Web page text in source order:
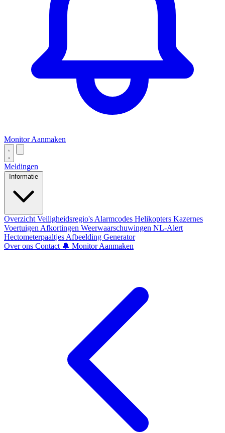
Monitor Aanmaken
Meldingen
Informatie
Overzicht Veiligheidsregio's Alarmcodes Helikopters Kazernes
Voertuigen Afkortingen Weerwaarschuwingen NL-Alert
Hectometerpaaltjes Afbeelding Generator
Over ons Contact 🔔 Monitor Aanmaken